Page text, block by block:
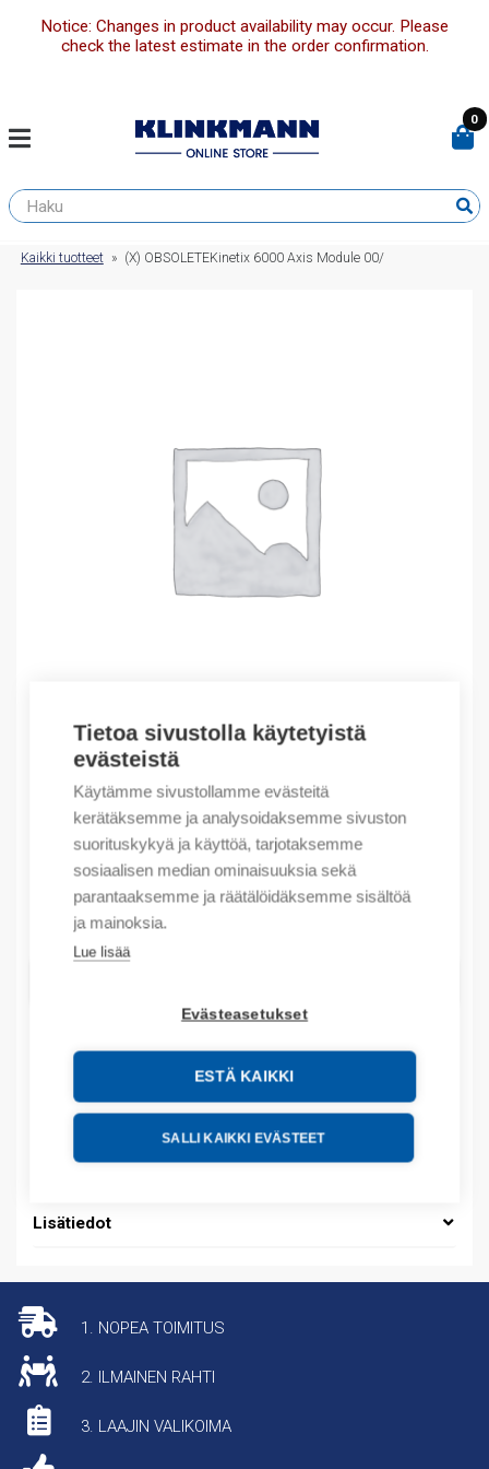
Tietoa sivustolla käytetyistä
evästeistä
Käytämme sivustollamme evästeitä
kerätäksemme ja analysoidaksemme sivuston
suorituskykyä ja käyttöä, tarjotaksemme
sosiaalisen median ominaisuuksia sekä
parantaaksemme ja räätälöidäksemme sisältöä
ja mainoksia.
Lue lisää
Evästeasetukset
ESTÄ KAIKKI
SALLI KAIKKI EVÄSTEET
Notice: Changes in product availability may occur. Please
check the latest estimate in the order confirmation.
0
Kaikki tuotteet » (X) OBSOLETEKinetix 6000 Axis Module 00/
Outlet – Erikoishinnat
(X) OBSOLETEKinetix 6000 Axis Module 00/
3156,73€/ myyntierä
Myyntierä sis. 1 kpl
Varastossa
Tilauskoodi: 2094BM05S
Tuotteen tullikoodi: 85044095
Lisätiedot
1. NOPEA TOIMITUS
2. ILMAINEN RAHTI
3. LAAJIN VALIKOIMA